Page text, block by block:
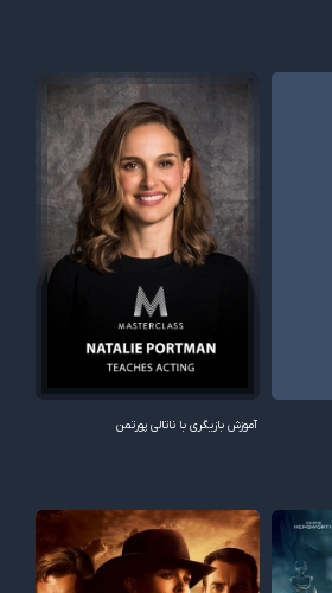
آموزش بازیگری با ناتالی پورتمن